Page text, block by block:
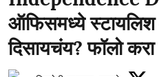
ऑफिसमध्ये
दिसायचंय? फॉलो